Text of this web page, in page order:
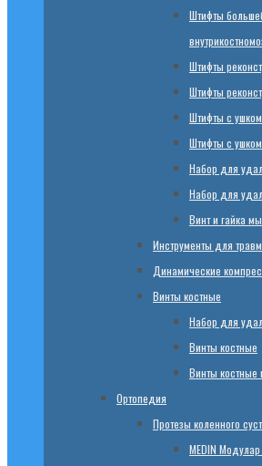
Штифты
Штифты
Штифты
Штифты с ушком
Штифты с
Набор для
Набор для
Винт и гайка
Инструменты для
Динамические
Винты костные
Набор для
Винты костные
Винты костные
Ортопедия
Протезы коленного
МЕDIN